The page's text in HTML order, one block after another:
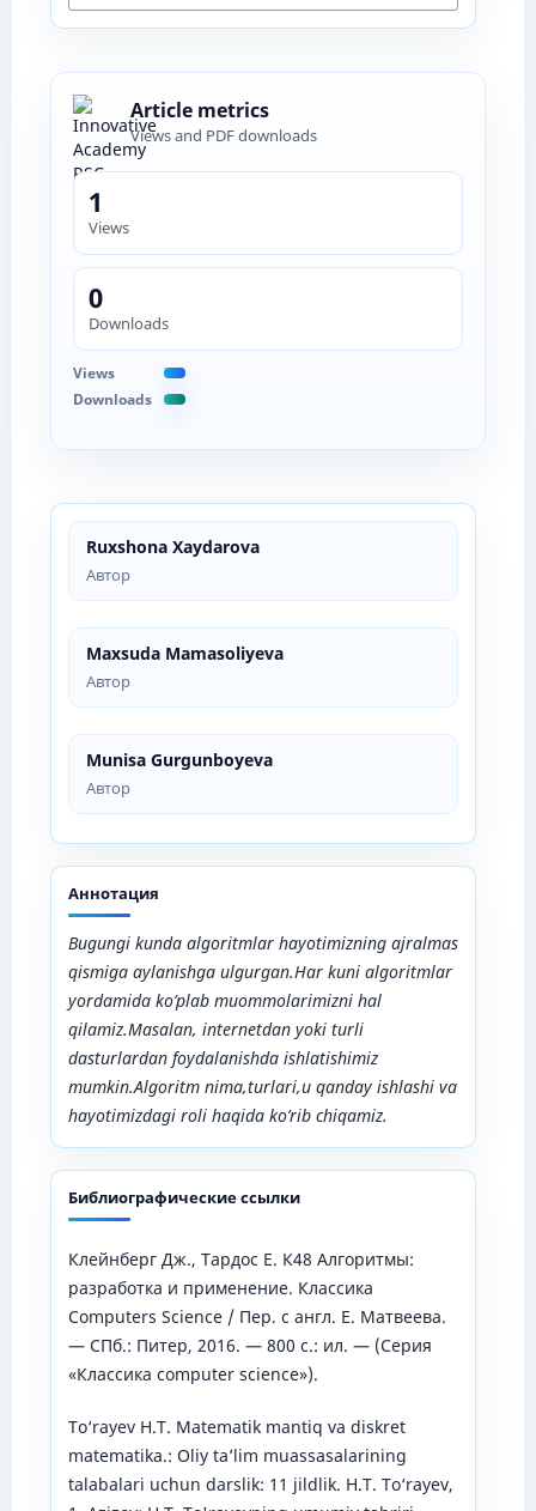
Ruxshona Xaydarova
Автор
Maxsuda Mamasoliyeva
Автор
Munisa Gurgunboyeva
Автор
Аннотация
Bugungi kunda algoritmlar hayotimizning ajralmas
qismiga aylanishga ulgurgan.Har kuni algoritmlar
yordamida ko’plab muommolarimizni hal
qilamiz.Masalan, internetdan yoki turli
dasturlardan foydalanishda ishlatishimiz
mumkin.Algoritm nima,turlari,u qanday ishlashi va
hayotimizdagi roli haqida ko’rib chiqamiz.
Библиографические ссылки
Клейнберг Дж., Тардос Е. К48 Алгоритмы:
разработка и применение. Классика
Computers Science / Пер. с англ. Е. Матвеева.
— СПб.: Питер, 2016. — 800 с.: ил. — (Серия
«Классика computer science»).
To‘rayev H.T. Matematik mantiq va diskret
matematika.: Oliy ta’lim muassasalarining
talabalari uchun darslik: 11 jildlik. H.T. To‘rayev,
Article metrics
Views and PDF downloads
1
Views
0
Downloads
Views
Downloads